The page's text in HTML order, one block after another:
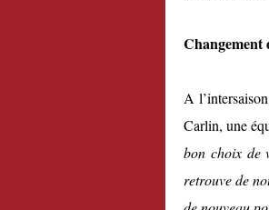
Changement
A
Carlin, une
bon choix de
retrouve de